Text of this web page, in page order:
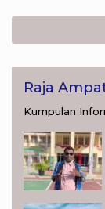
Raja
Kumpulan